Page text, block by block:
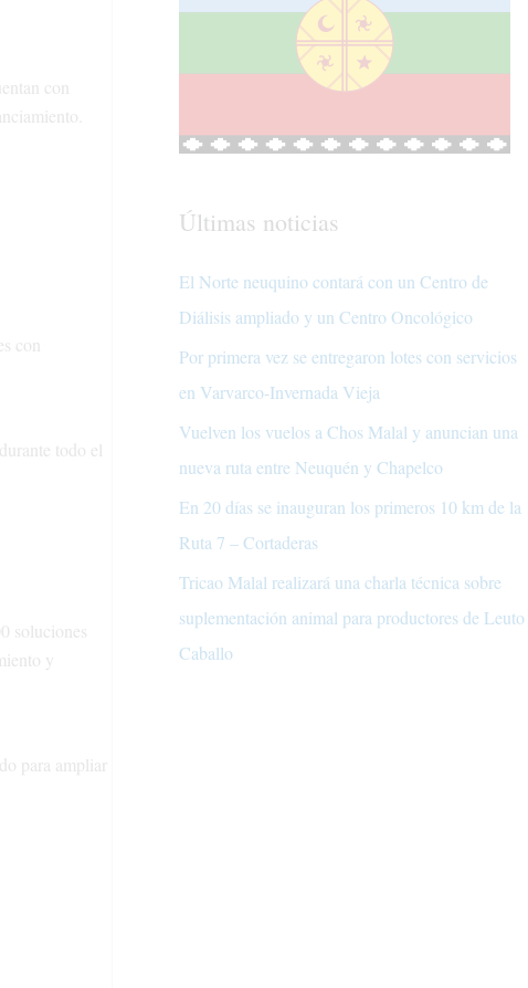
con
con
todo el
soluciones
y
para ampliar
Últimas noticias
El Norte neuquino contará con un Centro de
Diálisis ampliado y un Centro Oncológico
Por primera vez se entregaron lotes con servicios
en Varvarco-Invernada Vieja
Vuelven los vuelos a Chos Malal y anuncian una
nueva ruta entre Neuquén y Chapelco
En 20 días se inauguran los primeros 10 km de la
Ruta 7 – Cortaderas
Tricao Malal realizará una charla técnica sobre
suplementación animal para productores de Leuto
Caballo